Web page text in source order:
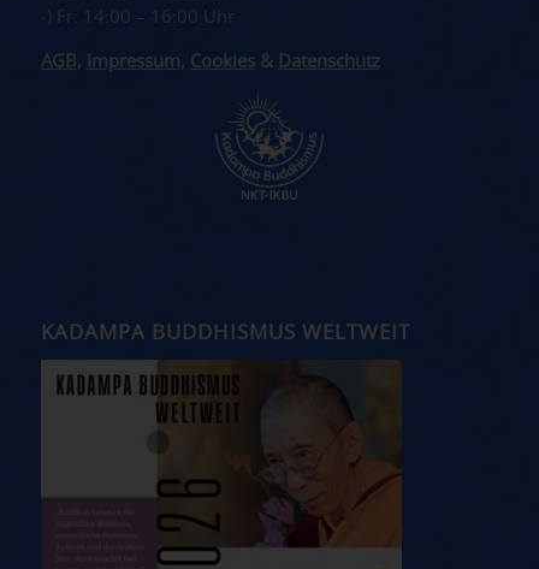
-) Fr: 14:00 – 16:00 Uhr
AGB , Impressum, Cookies& Datenschutz
KADAMPA BUDDHISMUS WELTWEIT